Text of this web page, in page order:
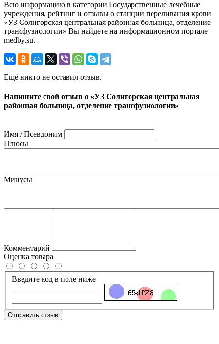
Всю информацию в категории Государственные лечебные
учреждения, рейтинг и отзывы о станции переливания крови
«УЗ Солигорская центральная районная больница, отделение
трансфузиологии» Вы найдете на информационном портале
medby.su.
Ещё никто не оставил отзыв.
Напишите свой отзыв о «УЗ Солигорская центральная
районная больница, отделение трансфузиологии»
Имя / Псевдоним
Плюсы
Минусы
Комментарий
Оценка товара
Введите код в поле ниже
Отправить отзыв